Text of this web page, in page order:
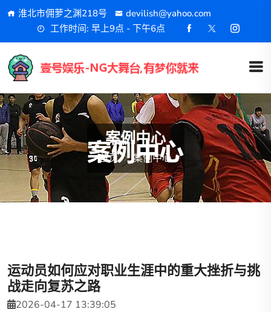
淮北市佣萝之渊218号
devilish@yahoo.com
工作时间: 早上9点 - 下午6点
案例中心
首页 案例中心
运动员如何应对职业生涯中的重大挫折与挑
战走向复苏之路
2026-04-17 13:39:05